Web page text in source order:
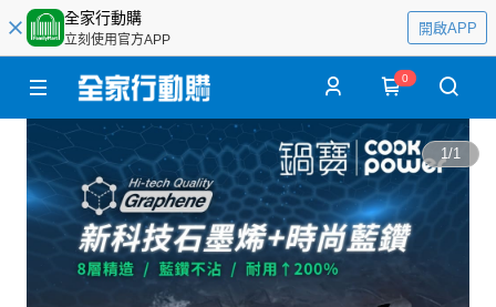
全家行動購
立刻使用官方APP
開啟APP
0
1/1